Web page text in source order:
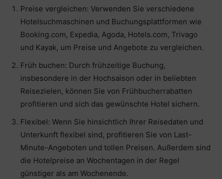
Preise vergleichen: Verwenden Sie verschiedene
Hotelsuchmaschinen und Buchungsplattformen wie
Booking.com, Expedia, Agoda, Hotels.com, Trivago
und Kayak, um Preise und Angebote zu vergleichen.
Früh buchen: Durch frühzeitige Buchung,
insbesondere in der Hochsaison oder in beliebten
Reisezielen, können Sie von Frühbucherrabatten
profitieren und sich das gewünschte Hotel sichern.
Flexibel: Wenn Sie hinsichtlich Ihrer Reisedaten und
Unterkunft flexibel sind, profitieren Sie von Last-
Minute-Angeboten und tollen Preisen. Außerdem sind
die Hotelpreise an Wochentagen in der Regel
günstiger als am Wochenende.